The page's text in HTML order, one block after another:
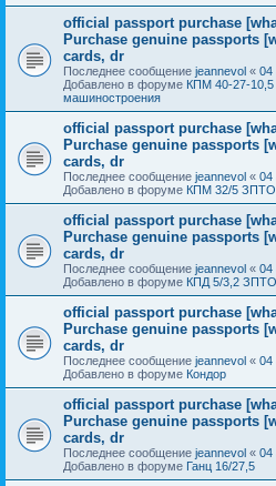
official passport purchase
Purchase genuine passports
cards, dr
Последнее сообщение jeannevol « 04
Добавлено в форуме КПМ 40-27-10,5
машиностроения
official passport purchase
Purchase genuine passports
cards, dr
Последнее сообщение jeannevol « 04
Добавлено в форуме КПМ 32/5 ЗПТО
official passport purchase
Purchase genuine passports
cards, dr
Последнее сообщение jeannevol « 04
Добавлено в форуме КПД 5/3,2
official passport purchase
Purchase genuine passports
cards, dr
Последнее сообщение jeannevol « 04
Добавлено в форуме Кондор
official passport purchase
Purchase genuine passports
cards, dr
Последнее сообщение jeannevol « 04
Добавлено в форуме Ганц 16/27,5